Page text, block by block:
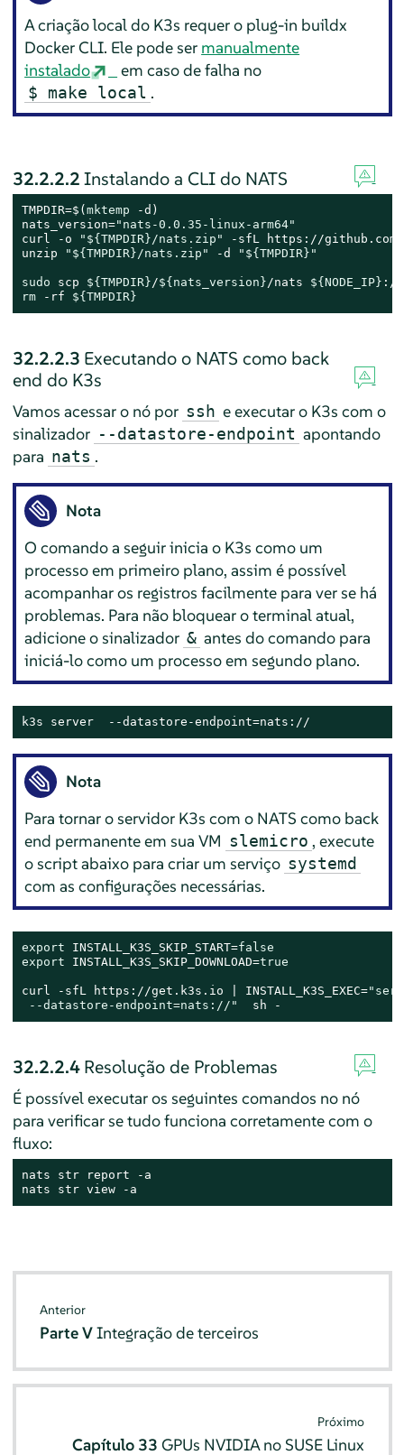
A criação local do K3s requer o plug-in buildx
Docker CLI. Ele pode ser manualmente
instalado
em caso de falha no
$ make local .
32.2.2.2Instalando a CLI do NATS
TMPDIR=$(mktemp -d)
nats_version="nats-0.0.35-linux-arm64"
curl -o
" ${TMPDIR} /nats.zip" -sfL https://
unzip
" ${TMPDIR} /nats.zip" -d " ${TMPDIR} "
sudo scp ${TMPDIR} /${nats_version} /nats ${NODE_IP}
rm -rf ${TMPDIR}
32.2.2.3 Executando o NATS como back
end do K3s
Vamos acessar o nó por ssh e executar o K3s com o
sinalizador --datastore-endpoint apontando
para nats .
Nota
O comando a seguir inicia o K3s como um
processo em primeiro plano, assim é possível
acompanhar os registros facilmente para ver se há
problemas. Para não bloquear o terminal atual,
adicione o sinalizador & antes do comando para
iniciá-lo como um processo em segundo plano.
k3s server  --datastore-endpoint=nats://
Nota
Para tornar o servidor K3s com o NATS como back
end permanente em sua VM slemicro , execute
o script abaixo para criar um serviço systemd
com as configurações necessárias.
export INSTALL_K3S_SKIP_START=false
export INSTALL_K3S_SKIP_DOWNLOAD=true
curl -sfL https://get.k3s.io | INSTALL_K3S_EXEC=
--datastore-endpoint=nats://"
  sh -
32.2.2.4Resolução de Problemas
É possível executar os seguintes comandos no nó
para verificar se tudo funciona corretamente com o
fluxo:
nats str report -a
nats str view -a
Anterior
Parte VIntegração de terceiros
Próximo
Capítulo 33 GPUs NVIDIA no SUSE Linux